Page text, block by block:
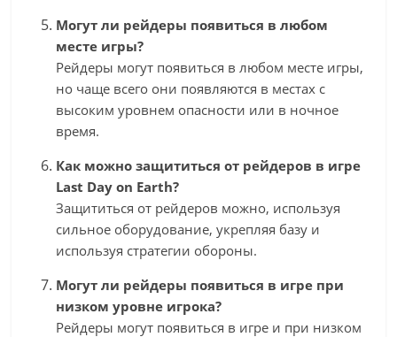
Могут ли рейдеры появиться в любом
месте игры?
Рейдеры могут появиться в любом месте игры,
но чаще всего они появляются в местах с
высоким уровнем опасности или в ночное
время.
Как можно защититься от рейдеров в игре
Last Day on Earth?
Защититься от рейдеров можно, используя
сильное оборудование, укрепляя базу и
используя стратегии обороны.
Могут ли рейдеры появиться в игре при
низком уровне игрока?
Рейдеры могут появиться в игре и при низком